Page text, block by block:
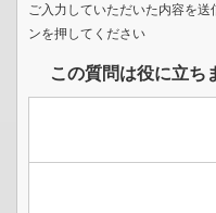
ご入力していただいた内容を
ンを押してください
この質問は役に立ち